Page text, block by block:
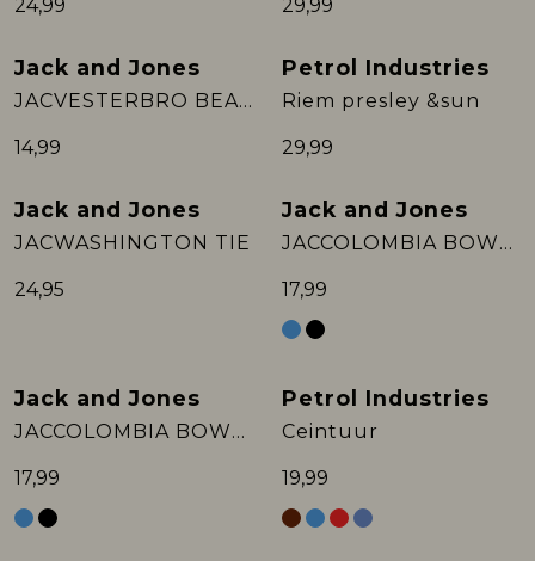
24,99 29,99
Jack and Jones
JACVESTERBRO BEANIE NOOS
14,99
Petrol Industries
Riem presley &sun
29,99
Jack and Jones
JACWASHINGTON TIE
24,95
Jack and Jones
JACCOLOMBIA BOWTIE NOOS
17,99
Jack and Jones
JACCOLOMBIA BOWTIE NOOS
17,99
Petrol Industries
Ceintuur
19,99